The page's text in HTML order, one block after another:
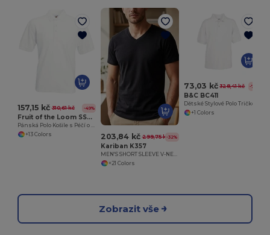
157,15 kč 310,61 kč -49%
Fruit of the Loom SS402
Pánská Polo Košile s Péčí o Snadnou Údržbu
+13 Colors
203,84 kč 299,75 kč-32%
Kariban K357
MEN'S SHORT SLEEVE V-NECK T-SHIRT
+21 Colors
73,03 kč 328,41 kč -78%
B&C BC411
+1 Colors
Zobrazit vše